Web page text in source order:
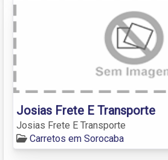
Josias Frete E Transporte
Josias Frete E Transporte
Carretos em Sorocaba